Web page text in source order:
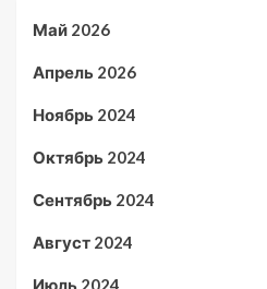
Май 2026
Апрель 2026
Ноябрь 2024
Октябрь 2024
Сентябрь 2024
Август 2024
Июль 2024